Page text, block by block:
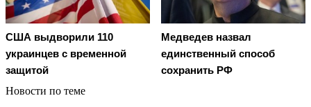
США выдворили 110
украинцев с временной
защитой
Медведев назвал
единственный способ
сохранить РФ
Новости по теме